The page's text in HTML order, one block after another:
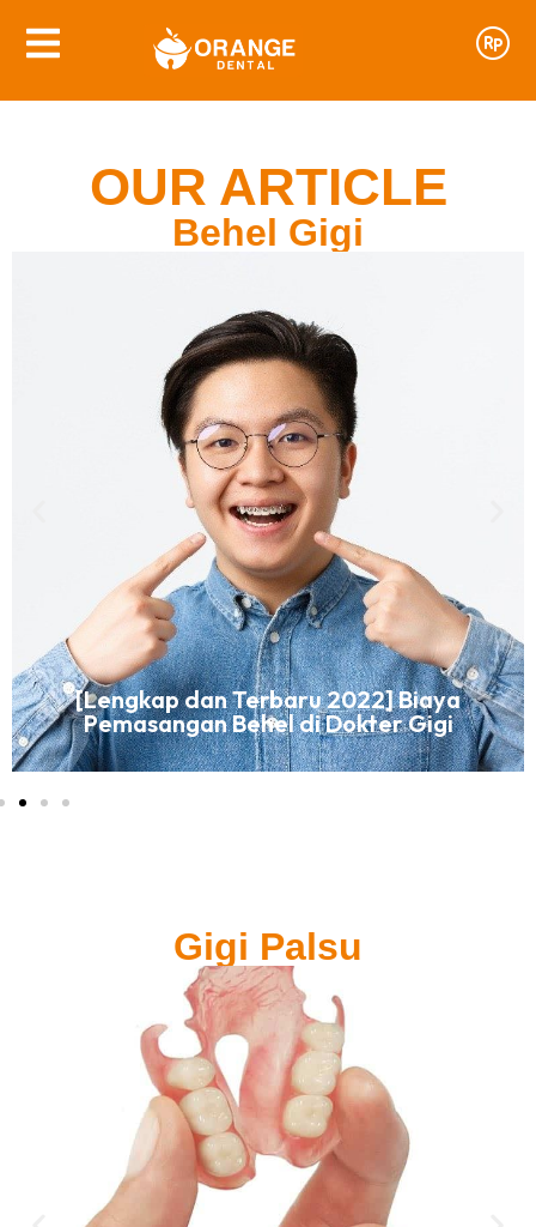
OUR ARTICLE
Behel Gigi
[Lengkap dan Terbaru 2022] Biaya
Pemasangan Behel di Dokter Gigi
Gigi Palsu